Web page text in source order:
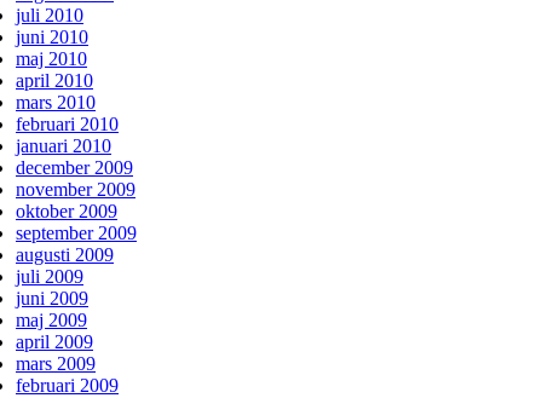
juli 2010
juni 2010
maj 2010
april 2010
mars 2010
februari 2010
januari 2010
december 2009
november 2009
oktober 2009
september 2009
augusti 2009
juli 2009
juni 2009
maj 2009
april 2009
mars 2009
februari 2009